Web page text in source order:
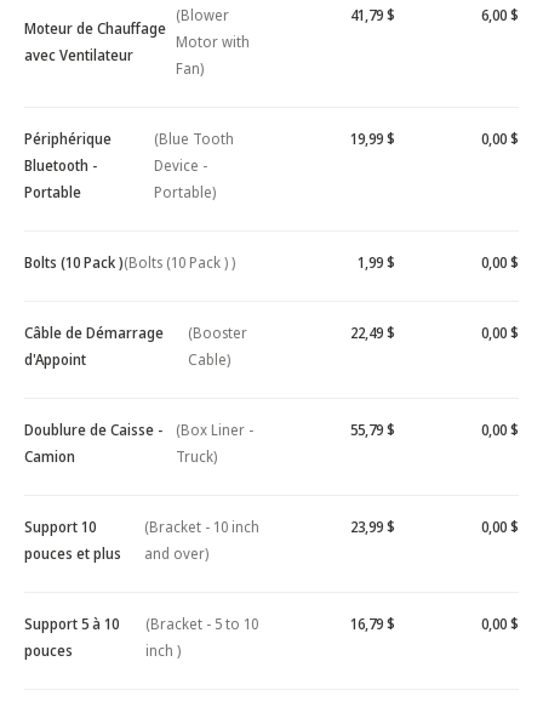
Moteur de Chauffage
avec Ventilateur
(Blower
Motor with
Fan)
41,79 $ 6,00 $
Périphérique
Bluetooth -
Portable
(Blue Tooth
Device -
Portable)
19,99 $ 0,00 $
Bolts (10 Pack )(Bolts (10 Pack ) ) 1,99 $ 0,00 $
Câble de Démarrage
d'Appoint
(Booster
Cable)
22,49 $ 0,00 $
Doublure de Caisse -
Camion
(Box Liner -
Truck)
55,79 $ 0,00 $
Support 10
pouces et plus
(Bracket - 10 inch
and over)
23,99 $ 0,00 $
Support 5 à 10
pouces
(Bracket - 5 to 10
inch )
16,79 $ 0,00 $